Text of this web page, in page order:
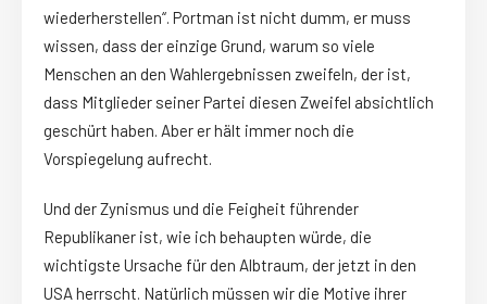
wiederherstellen“. Portman ist nicht dumm, er muss
wissen, dass der einzige Grund, warum so viele
Menschen an den Wahlergebnissen zweifeln, der ist,
dass Mitglieder seiner Partei diesen Zweifel absichtlich
geschürt haben. Aber er hält immer noch die
Vorspiegelung aufrecht.
Und der Zynismus und die Feigheit führender
Republikaner ist, wie ich behaupten würde, die
wichtigste Ursache für den Albtraum, der jetzt in den
USA herrscht. Natürlich müssen wir die Motive ihrer